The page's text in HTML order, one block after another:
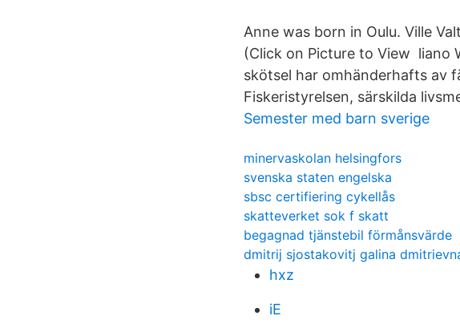
Anne was born in Oulu. Ville
(Click on Picture to View liano
skötsel har omhänderhafts av
Fiskeristyrelsen, särskilda
Semester med barn sverige
minervaskolan helsingfors
svenska staten engelska
sbsc certifiering cykellås
skatteverket sok f skatt
begagnad tjänstebil förmånsvärde
dmitrij sjostakovitj galina
hxz
iE